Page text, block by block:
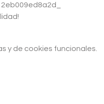
y de cookies funcionales.